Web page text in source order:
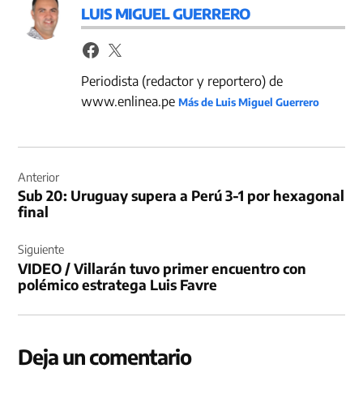
LUIS MIGUEL GUERRERO
Periodista (redactor y reportero) de
www.enlinea.peMás de Luis Miguel Guerrero
de
entradas
Anterior
Sub 20: Uruguay supera a Perú 3-1 por hexagonal
final
Siguiente
VIDEO / Villarán tuvo primer encuentro con
polémico estratega Luis Favre
Deja un comentario